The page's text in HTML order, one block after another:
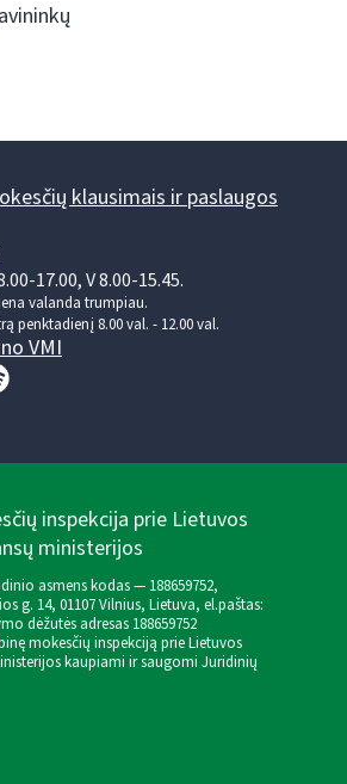
klausimais ir paslaugos
17.00, V 8.00-15.45.
valanda trumpiau.
penktadienį 8.00 val. - 12.00 val.
VMI
inspekcija prie Lietuvos
ministerijos
asmens kodas — 188659752,
g. 14, 01107 Vilnius, Lietuva, el.paštas:
dėžutės adresas 188659752
mokesčių inspekciją prie Lietuvos
kaupiami ir saugomi Juridinių